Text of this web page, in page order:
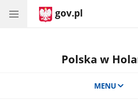
gov.pl
Polska w
MENU